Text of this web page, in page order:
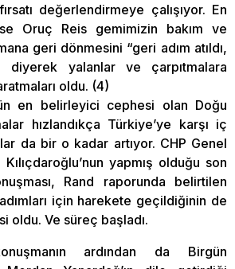
değerlendirmeye çalışıyor. En
Oruç Reis gemimizin bakım ve
geri dönmesini “geri adım atıldı,
diyerek yalanlar ve çarpıtmalara
oldu. (4)
en belirleyici cephesi olan Doğu
hızlandıkça Türkiye’ye karşı iç
da bir o kadar artıyor. CHP Genel
yapmış olduğu son
Rand raporunda belirtilen
için harekete geçildiğinin de
oldu. Ve süreç başladı.
ardından da Birgün